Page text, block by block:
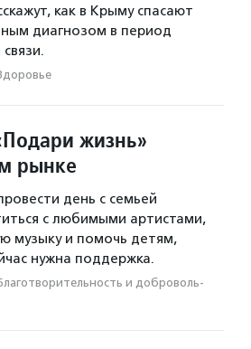
как в Крыму спасают
диагнозом в период
жизнь»
рынке
день с семьей
с любимыми артистами,
музыку и помочь детям,
нужна поддержка.
и доброволь­